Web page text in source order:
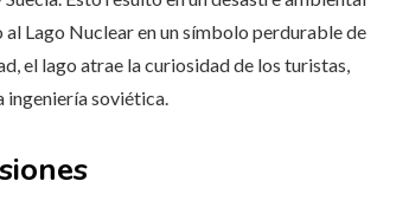
Lago Nuclear en un símbolo perdurable de
el lago atrae la curiosidad de los turistas,
ingeniería soviética.